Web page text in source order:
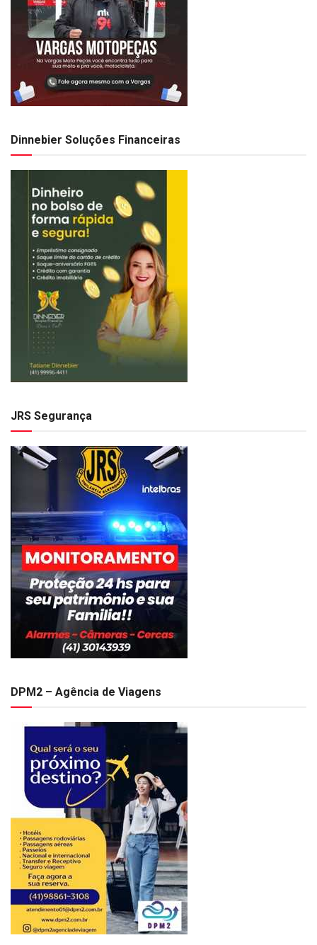
Dinnebier Soluções Financeiras
JRS Segurança
DPM2 – Agência de Viagens